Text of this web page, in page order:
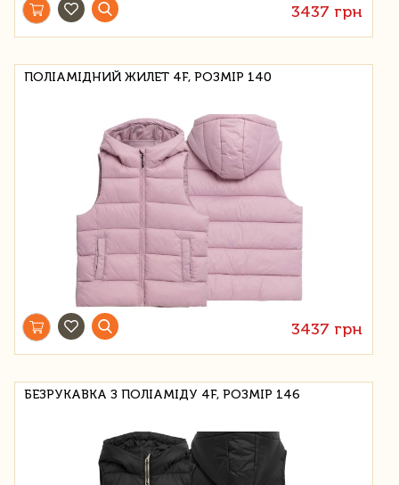
3437 грн
ПОЛІАМІДНИЙ ЖИЛЕТ 4F, РОЗМІР 140
3437 грн
БЕЗРУКАВКА З ПОЛІАМІДУ 4F, РОЗМІР 146